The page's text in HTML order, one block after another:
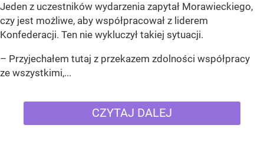
Jeden z uczestników wydarzenia zapytał Morawieckiego,
czy jest możliwe, aby współpracował z liderem
Konfederacji. Ten nie wykluczył takiej sytuacji.
– Przyjechałem tutaj z przekazem zdolności współpracy
ze wszystkimi,...
CZYTAJ DALEJ